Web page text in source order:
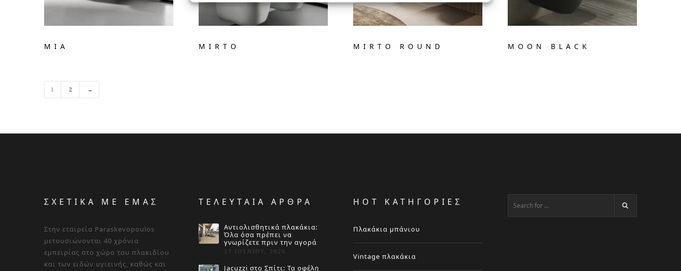
MIA MIRTO MIRTO ROUND MOON BLACK
1 2 →
ΣΧΕΤΙΚΑ ΜΕ ΕΜΑΣ
Στην εταιρεία Paraskevopoulos
μετουσιώνονται 40 χρόνια
εμπειρίας στο χώρο του πλακιδίου
και των ειδών υγιεινής, καθώς και
ΤΕΛΕΥΤΑΙΑ ΑΡΘΡΑ
Αντιολισθητικά πλακάκια:
Όλα όσα πρέπει να
γνωρίζετε πριν την αγορά
27 ΙΟΥΝΊΟΥ, 2026
Jacuzzi στο Σπίτι: Τα οφέλη
HOT ΚΑΤΗΓΟΡΙΕΣ
Πλακάκια μπάνιου
Vintage πλακάκια